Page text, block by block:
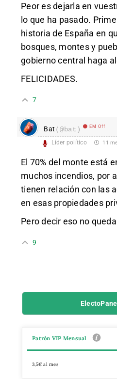
Peor es dejarla en
lo que ha pasado.
historia de España en
bosques, montes y
gobierno central haga
FELICIDADES.
7
Bat (@bat) EM Off
Líder político 11
El 70% del monte está
muchos incendios, por
tienen relación con las
en esas propiedades
Pero decir eso no
9
Patrón VIP Mensual
3,5€ al mes